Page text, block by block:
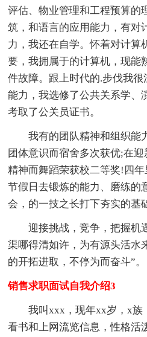
评估、物业管理和工程预算的
筑，和语言的应用能力，有对
力，我还在自学。怀着对计算
要，我拥属于的计算机，现能
件故障。跟上时代的.步伐我
能力，我选修了公共关系学、
考取了公关员证书。
我有的团队精神和组织能
团体意识而宿舍多次获优;在
精神而舞蹈荣获校二等奖!四
节假日去锻炼的能力、磨练的
会，的一技之长打下夯实的基
迎接挑战，竞争，把握机
渠哪得清如许，为有源头活水
的开拓进取，不停为而奋斗”。
销售求职面试自我介绍3
我叫xxx，现年xx岁，x族
看书和上网流览信息，性格活